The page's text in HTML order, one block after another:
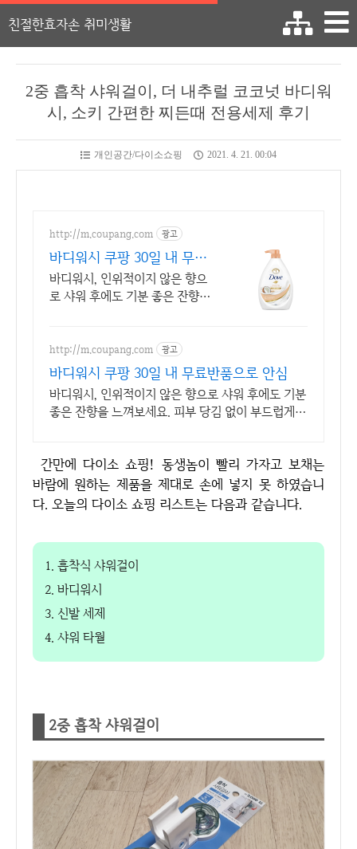
친절한효자손 취미생활
2중 흡착 샤워걸이, 더 내추럴 코코넛 바디워
시, 소키 간편한 찌든때 전용세제 후기
개인공간/다이소쇼핑 2021. 4. 21. 00:04
http://m.coupang.com 광고
바디워시 쿠팡 30일 내 무료
반품으로 안심
바디워시, 인위적이지 않은 향으
로 샤워 후에도 기분 좋은 잔향을
시 쿠팡에서.
http://m.coupang.com 광고
바디워시 쿠팡 30일 내 무료반품으로 안심
바디워시, 인위적이지 않은 향으로 샤워 후에도 기분
좋은 잔향을 느껴보세요. 피부 당김 없이 부드럽게,
간만에 다이소 쇼핑! 동생놈이 빨리 가자고 보채는
바람에 원하는 제품을 제대로 손에 넣지 못 하였습니
다. 오늘의 다이소 쇼핑 리스트는 다음과 같습니다.
1. 흡착식 샤워걸이
2. 바디워시
3. 신발 세제
4. 샤워 타월
2중 흡착 샤워걸이